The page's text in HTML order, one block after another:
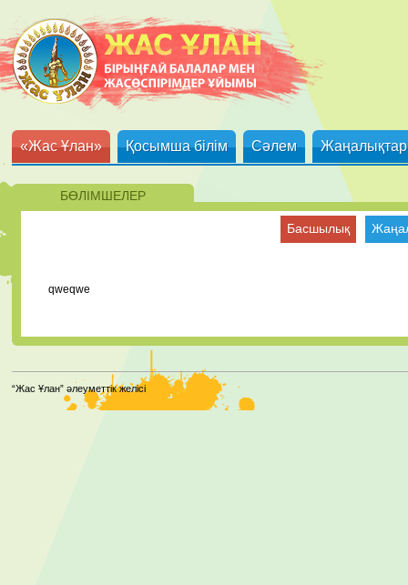
«Жас Ұлан» Қосымша білім Сәлем Жаңалықтар
БӨЛІМШЕЛЕР
Басшылық
qweqwe
“Жас Ұлан” әлеуметтік желісі